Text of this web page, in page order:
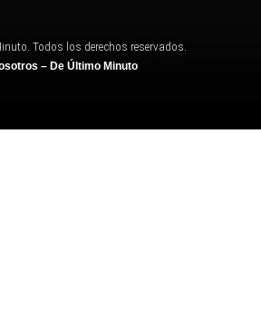
Todos los derechos reservados.
– De Último Minuto